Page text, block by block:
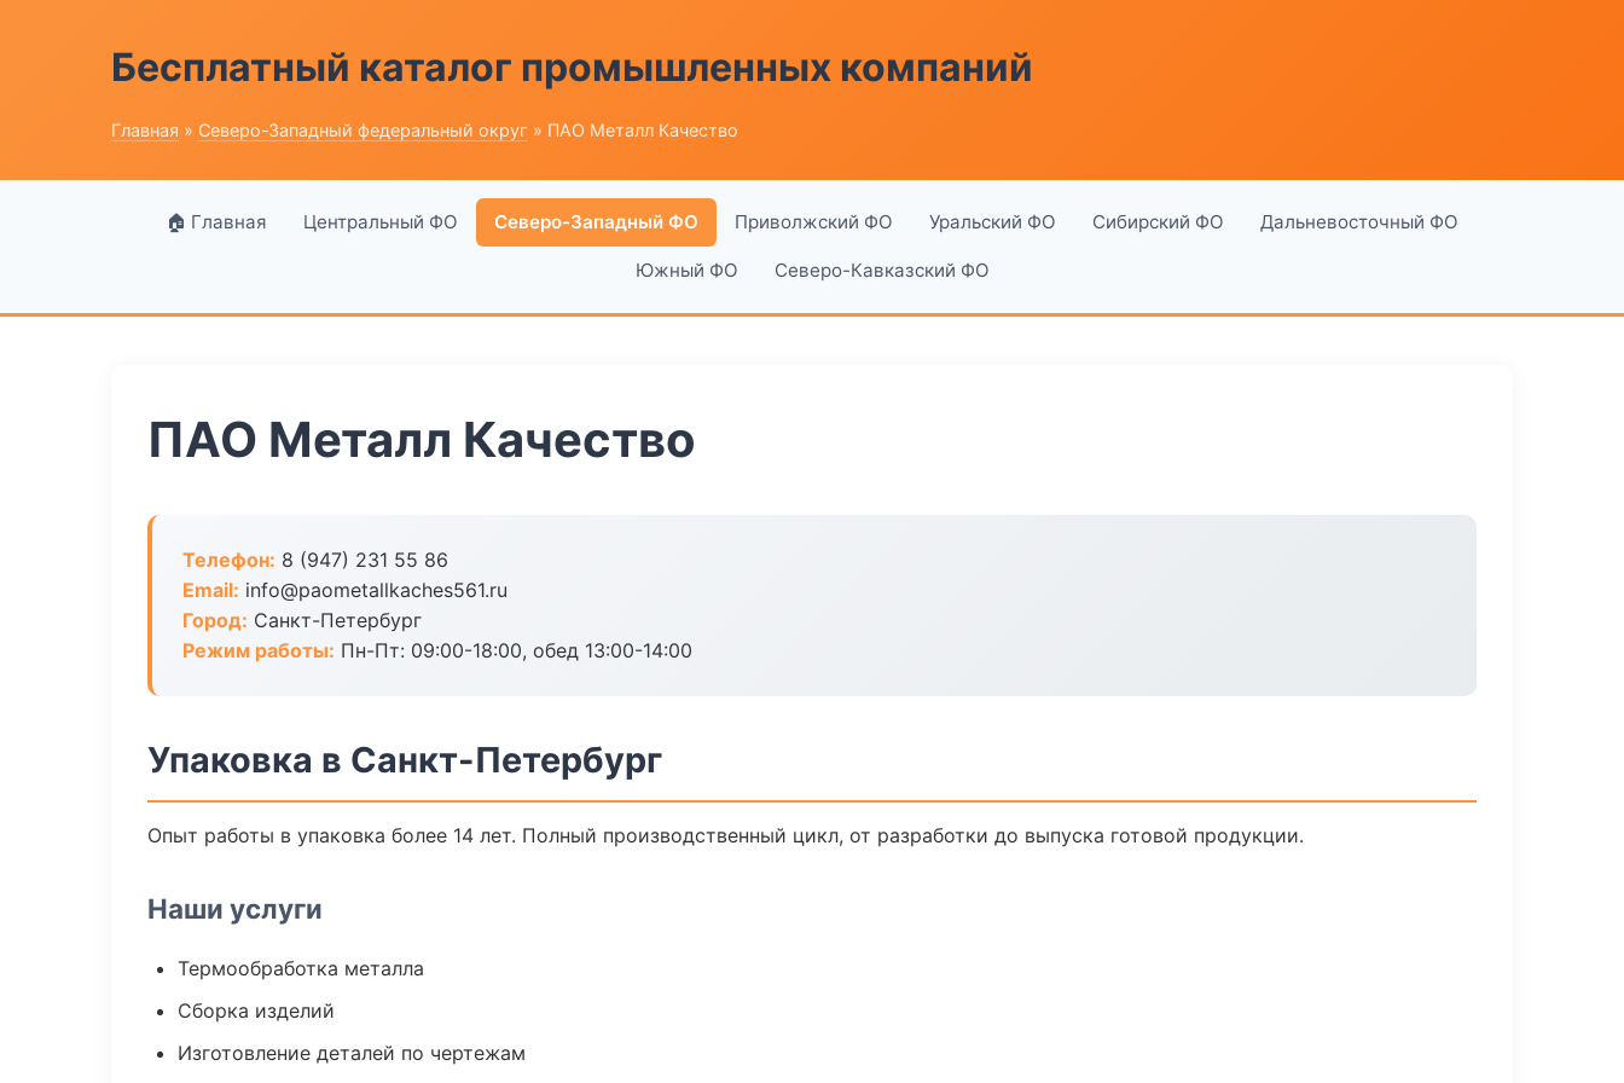
Бесплатный каталог промышленных компаний
Главная » Северо-Западный федеральный округ » ПАО Металл Качество
🏠 Главная Центральный ФО Северо-Западный ФО Приволжский ФО Уральский ФО Сибирский ФО Дальневосточный ФО
Южный ФО Северо-Кавказский ФО
ПАО Металл Качество
Телефон: 8 (947) 231 55 86
Email: info@paometallkaches561.ru
Город: Санкт-Петербург
Режим работы: Пн-Пт: 09:00-18:00, обед 13:00-14:00
Упаковка в Санкт-Петербург
Опыт работы в упаковка более 14 лет. Полный производственный цикл, от разработки до выпуска готовой продукции.
Наши услуги
Термообработка металла
Сборка изделий
Изготовление деталей по чертежам